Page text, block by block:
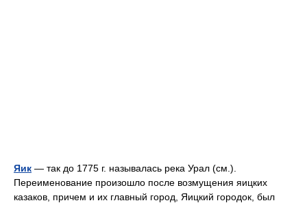
Яик — так до 1775 г. называлась река Урал (см.).
Переименование произошло после возмущения яицких
казаков, причем и их главный город, Яицкий городок, был